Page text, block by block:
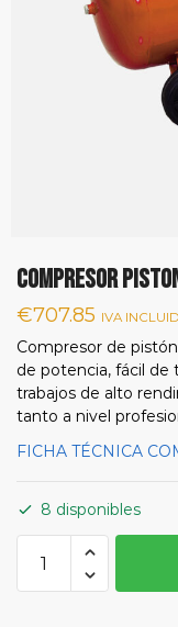
COMPRESOR
€707.85 IVA
Compresor de
de potencia, fácil de
trabajos de alto
tanto a nivel
FICHA TÉCNICA
8 disponibles
COMPRESOR
PISTON